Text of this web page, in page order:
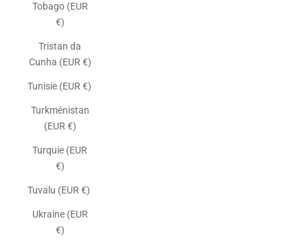
Tobago (EUR
€)
Tristan da
Cunha (EUR €)
Tunisie (EUR €)
Turkménistan
(EUR €)
Turquie (EUR
€)
Tuvalu (EUR €)
Ukraine (EUR
€)